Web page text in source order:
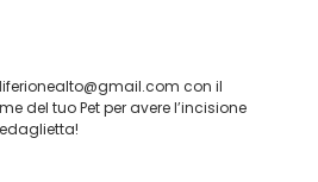
con il
del tuo Pet per avere l’incisione